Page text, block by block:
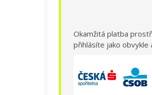
Okamžitá platba
přihlásíte jako